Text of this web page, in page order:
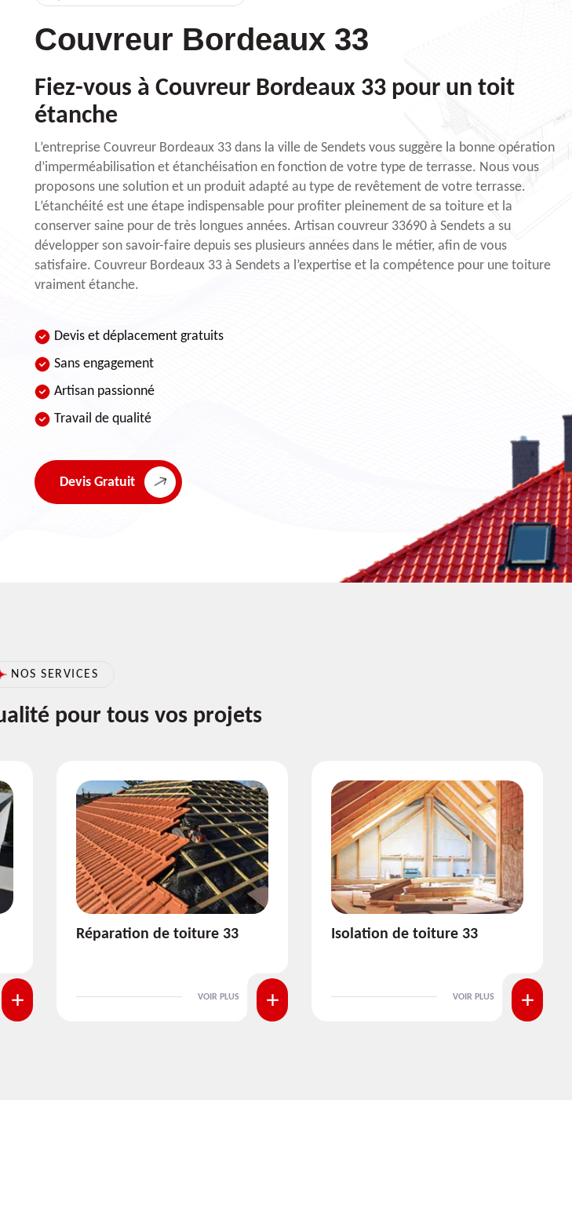
Couvreur Bordeaux 33
Fiez-vous à Couvreur Bordeaux 33 pour un toit
étanche
L’entreprise Couvreur Bordeaux 33 dans la ville de Sendets vous suggère la bonne opération
d’imperméabilisation et étanchéisation en fonction de votre type de terrasse. Nous vous
proposons une solution et un produit adapté au type de revêtement de votre terrasse.
L’étanchéité est une étape indispensable pour profiter pleinement de sa toiture et la
conserver saine pour de très longues années. Artisan couvreur 33690 à Sendets a su
développer son savoir-faire depuis ses plusieurs années dans le métier, afin de vous
satisfaire. Couvreur Bordeaux 33 à Sendets a l’expertise et la compétence pour une toiture
vraiment étanche.
Devis et déplacement gratuits
Sans engagement
Artisan passionné
Travail de qualité
Devis Gratuit
NOS SERVICES
pour tous vos projets
Isolation de toiture 33
VOIR PLUS
Pose et nettoyage de
VOIR PLUS